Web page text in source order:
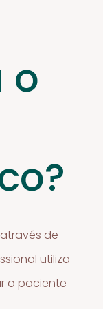
o
de
utiliza
o paciente